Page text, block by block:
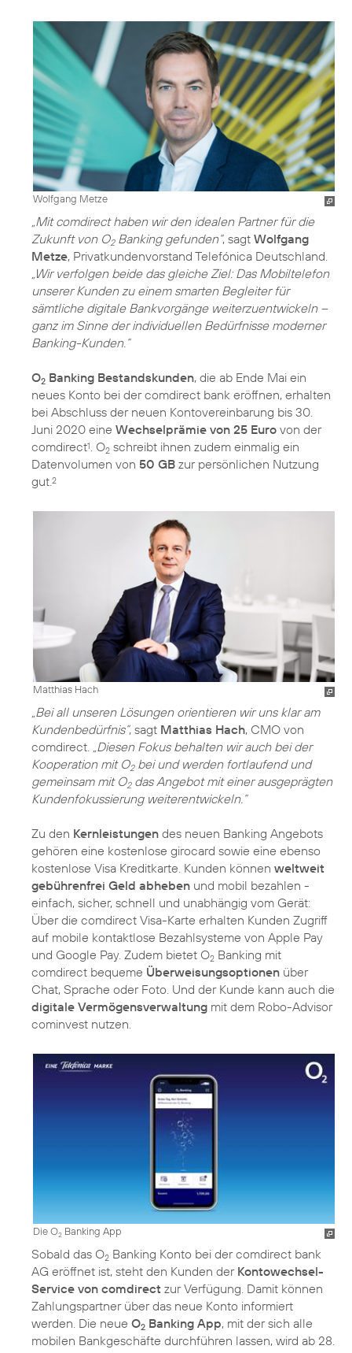
Wolfgang Metze
„Mit comdirect haben wir den idealen Partner für die
Zukunft von O2Banking gefunden“, sagt Wolfgang
Metze, Privatkundenvorstand Telefónica Deutschland.
„Wir verfolgen beide das gleiche Ziel: Das Mobiltelefon
unserer Kunden zu einem smarten Begleiter für
sämtliche digitale Bankvorgänge weiterzuentwickeln –
ganz im Sinne der individuellen Bedürfnisse moderner
Banking-Kunden.“
O2 Banking Bestandskunden, die ab Ende Mai ein
neues Konto bei der comdirect bank eröffnen, erhalten
bei Abschluss der neuen Kontovereinbarung bis 30.
Juni 2020 eine Wechselprämie von 25 Euro von der
comdirect1. O2 schreibt ihnen zudem einmalig ein
Datenvolumen von 50 GB zur persönlichen Nutzung
gut.2
Matthias Hach
„Bei all unseren Lösungen orientieren wir uns klar am
Kundenbedürfnis“, sagt Matthias Hach, CMO von
comdirect.
„Diesen Fokus behalten wir auch bei der
Kooperation mit O2bei und werden fortlaufend und
gemeinsam mit O2das Angebot mit einer ausgeprägten
Kundenfokussierung weiterentwickeln.“
Zu den Kernleistungen des neuen Banking Angebots
gehören eine kostenlose girocard sowie eine ebenso
kostenlose Visa Kreditkarte. Kunden können weltweit
gebührenfrei Geld abheben und mobil bezahlen -
einfach, sicher, schnell und unabhängig vom Gerät:
Über die comdirect Visa-Karte erhalten Kunden Zugriff
auf mobile kontaktlose Bezahlsysteme von Apple Pay
und Google Pay. Zudem bietet O2 Banking mit
comdirect bequeme Überweisungsoptionen über
Chat, Sprache oder Foto. Und der Kunde kann auch die
digitale Vermögensverwaltung mit dem Robo-Advisor
cominvest nutzen.
Die O2 Banking App
Sobald das O2 Banking Konto bei der comdirect bank
AG eröffnet ist, steht den Kunden der Kontowechsel-
Service von comdirect zur Verfügung. Damit können
Zahlungspartner über das neue Konto informiert
werden. Die neue O2 Banking App, mit der sich alle
mobilen Bankgeschäfte durchführen lassen, wird ab 28.